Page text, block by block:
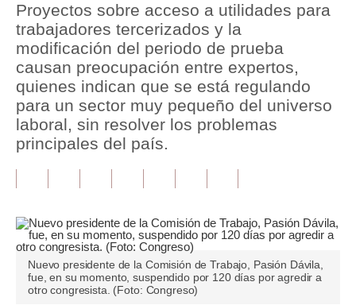
Finanzas Personales
Inmobiliarias
Plus G
Opinión
Pregunta de hoy
Blogs
Tendencias
Lujo
Proyectos sobre acceso a utilidades para
trabajadores tercerizados y la
modificación del periodo de prueba
causan preocupación entre expertos,
quienes indican que se está regulando
para un sector muy pequeño del universo
laboral, sin resolver los problemas
principales del país.
Nuevo presidente de la Comisión de Trabajo, Pasión Dávila,
fue, en su momento, suspendido por 120 días por agredir a
otro congresista. (Foto: Congreso)